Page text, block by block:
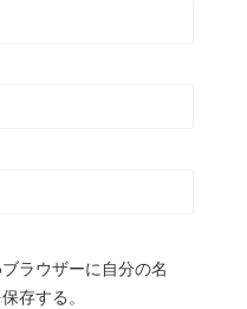
ラウザーに自分の名
存する。